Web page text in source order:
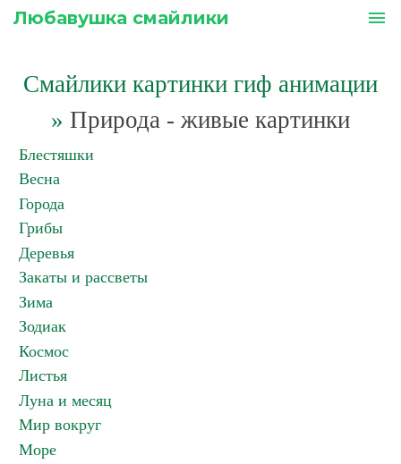
Любавушка смайлики menu
Смайлики картинки гиф анимации
» Природа - живые картинки
Блестяшки
Весна
Города
Грибы
Деревья
Закаты и рассветы
Зима
Зодиак
Космос
Листья
Луна и месяц
Мир вокруг
Море